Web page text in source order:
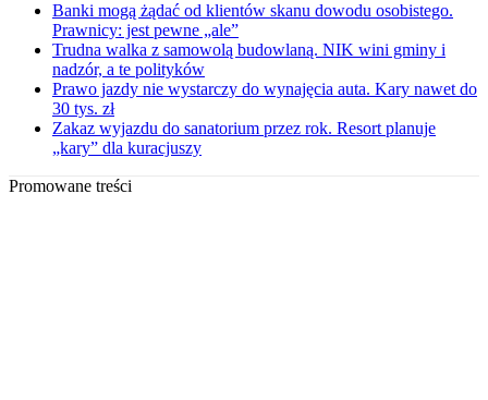
Banki mogą żądać od klientów skanu dowodu osobistego.
Prawnicy: jest pewne „ale”
Trudna walka z samowolą budowlaną. NIK wini gminy i
nadzór, a te polityków
Prawo jazdy nie wystarczy do wynajęcia auta. Kary nawet do
30 tys. zł
Zakaz wyjazdu do sanatorium przez rok. Resort planuje
„kary” dla kuracjuszy
Promowane treści